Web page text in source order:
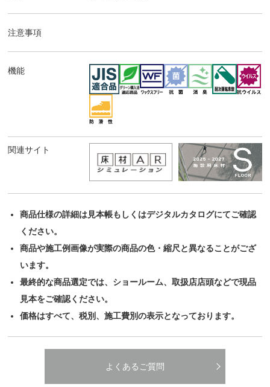
注意事項
機能
関連サイト
商品仕様の詳細は見本帳もしくはデジタルカタログにてご確認
ください。
商品や施工例画像が実際の商品の色・縮尺と異なることがござ
います。
最終的な商品選定では、ショールーム、取扱店店頭などで現品
見本をご確認ください。
価格はすべて、税別、施工費別の表示となっております。
よくあるご質問